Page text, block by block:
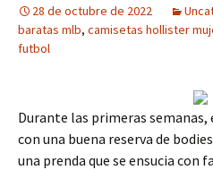
28 de octubre de 2022
baratas mlb, camisetas hollister
futbol
Durante las primeras semanas,
con una buena reserva de
una prenda que se ensucia con